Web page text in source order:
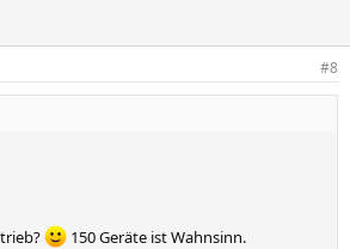
#8
150 Geräte ist Wahnsinn.